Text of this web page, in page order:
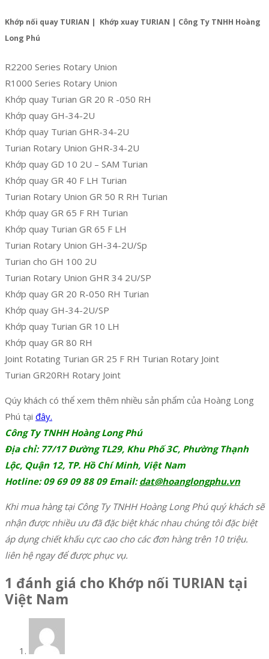
Khớp nối quay TURIAN | Khớp xuay TURIAN | Công Ty TNHH Hoàng
Long Phú
R2200 Series Rotary Union
R1000 Series Rotary Union
Khớp quay Turian GR 20 R -050 RH
Khớp quay GH-34-2U
Khớp quay Turian GHR-34-2U
Turian Rotary Union GHR-34-2U
Khớp quay GD 10 2U – SAM Turian
Khớp quay GR 40 F LH Turian
Turian Rotary Union GR 50 R RH Turian
Khớp quay GR 65 F RH Turian
Khớp quay Turian GR 65 F LH
Turian Rotary Union GH-34-2U/Sp
Turian cho GH 100 2U
Turian Rotary Union GHR 34 2U/SP
Khớp quay GR 20 R-050 RH Turian
Khớp quay GH-34-2U/SP
Khớp quay Turian GR 10 LH
Khớp quay GR 80 RH
Joint Rotating Turian GR 25 F RH Turian Rotary Joint
Turian GR20RH Rotary Joint
Qúy khách có thể xem thêm nhiều sản phẩm của Hoàng Long
Phú tại đây.
Công Ty TNHH Hoàng Long Phú
Địa chỉ: 77/17 Đường TL29, Khu Phố 3C, Phường Thạnh
Lộc, Quận 12, TP. Hồ Chí Minh, Việt Nam
Hotline: 09 69 09 88 09 Email:dat@hoanglongphu.vn
Khi mua hàng tại Công Ty TNHH Hoàng Long Phú quý khách sẽ
nhận được nhiều ưu đã đặc biệt khác nhau chúng tôi đặc biệt
áp dụng chiết khấu cực cao cho các đơn hàng trên 10 triệu.
liên hệ ngay để được phục vụ.
1 đánh giá cho Khớp nối TURIAN tại
Việt Nam